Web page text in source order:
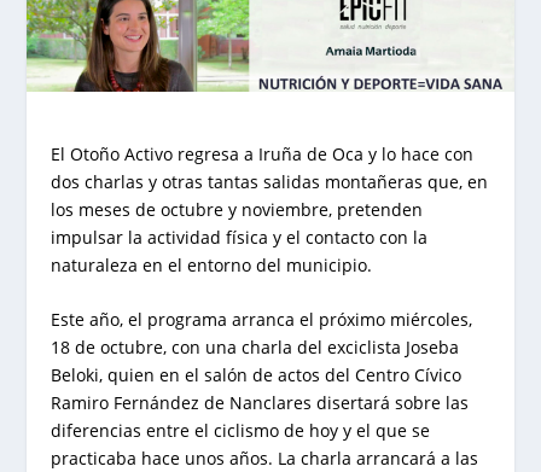
El Otoño Activo regresa a Iruña de Oca y lo hace con
dos charlas y otras tantas salidas montañeras que, en
los meses de octubre y noviembre, pretenden
impulsar la actividad física y el contacto con la
naturaleza en el entorno del municipio.
Este año, el programa arranca el próximo miércoles,
18 de octubre, con una charla del exciclista Joseba
Beloki, quien en el salón de actos del Centro Cívico
Ramiro Fernández de Nanclares disertará sobre las
diferencias entre el ciclismo de hoy y el que se
practicaba hace unos años. La charla arrancará a las